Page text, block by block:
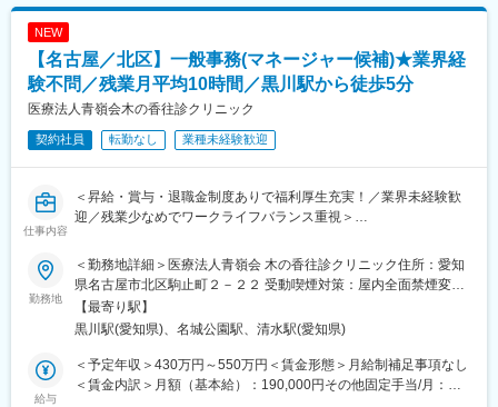
た、事業拡大に伴い、新規の営業所も出店しており、営業所長や
エリアを管理する責任者などのポストがある為、早期のキャリア
アップが見込めます。 ※実際に入社4年前後で所長になった中途入
品）をレンタルするアメニティサポートシステムを提供している
会社です。
ご利用者への提供・回収・請求まで全て弊社で受け持っておりま
す。そのため医療・介護施設の業務負担の軽減もでき多くのメリ
ットがあります。拠点は北海道から九州まで展開し、毎年増収・
増益と確実に業績伸長しています。
変更の範囲：会社の定める業務
安の金額であり、選考を通じて上下する可能性があります。月給
NEW
【名古屋／北区】一般事務(マネージャー候補)★業界経
験不問／残業月平均10時間／黒川駅から徒歩5分
医療法人青嶺会木の香往診クリニック
契約社員 転勤なし 業種未経験歓迎
仕事内容
＜昇給・賞与・退職金制度ありで福利厚生充実！／業界未経験歓
迎／残業少なめでワークライフバランス重視＞
■職務内容：
・新患登録/事前カルテ作成
・患者データ管理
・医療物品の管理/発注/準備
・受電対応
・書類作成
・院内外との連携 など
勤務地
＜勤務地詳細＞医療法人青嶺会 木の香往診クリニック住所：愛知
県名古屋市北区駒止町２－２２ 受動喫煙対策：屋内全面禁煙変更
の範囲：会社の定める事業所
【最寄り駅】
黒川駅(愛知県)、名城公園駅、清水駅(愛知県)
給与
＜予定年収＞430万円～550万円＜賃金形態＞月給制補足事項なし
＜賃金内訳＞月額（基本給）：190,000円その他固定手当/月：